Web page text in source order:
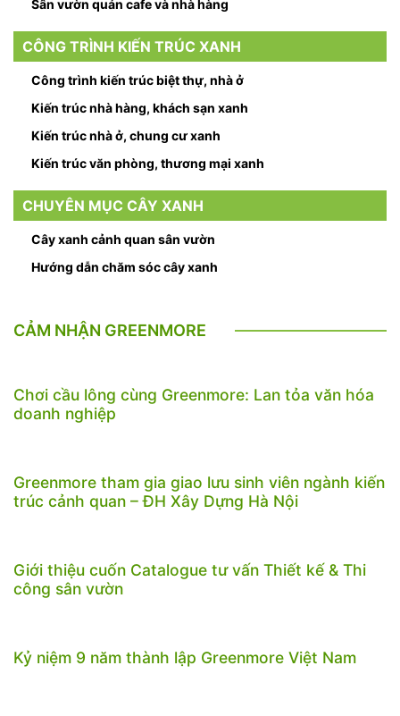
Sân vườn quán cafe và nhà hàng
CÔNG TRÌNH KIẾN TRÚC XANH
Công trình kiến trúc biệt thự, nhà ở
Kiến trúc nhà hàng, khách sạn xanh
Kiến trúc nhà ở, chung cư xanh
Kiến trúc văn phòng, thương mại xanh
CHUYÊN MỤC CÂY XANH
Cây xanh cảnh quan sân vườn
Hướng dẫn chăm sóc cây xanh
CẢM NHẬN GREENMORE
Chơi cầu lông cùng Greenmore: Lan tỏa văn hóa
doanh nghiệp
Greenmore tham gia giao lưu sinh viên ngành kiến
trúc cảnh quan – ĐH Xây Dựng Hà Nội
Giới thiệu cuốn Catalogue tư vấn Thiết kế & Thi
công sân vườn
Kỷ niệm 9 năm thành lập Greenmore Việt Nam